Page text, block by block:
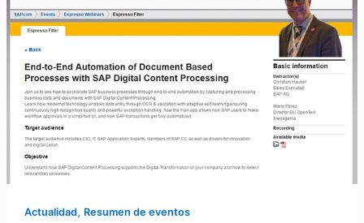
Actualidad, Resumen de eventos